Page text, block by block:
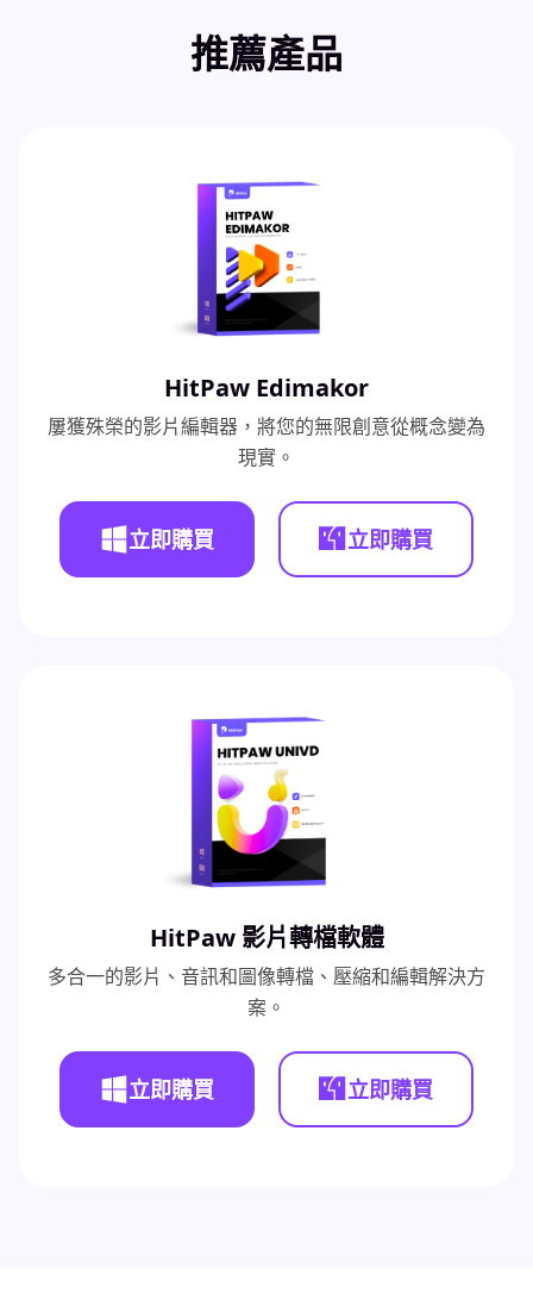
推薦產品
HitPaw Edimakor
屢獲殊榮的影片編輯器，將您的無限創意從概念變為
現實。
立即購買 立即購買
HitPaw 影片轉檔軟體
多合一的影片、音訊和圖像轉檔、壓縮和編輯解決方
案。
立即購買 立即購買